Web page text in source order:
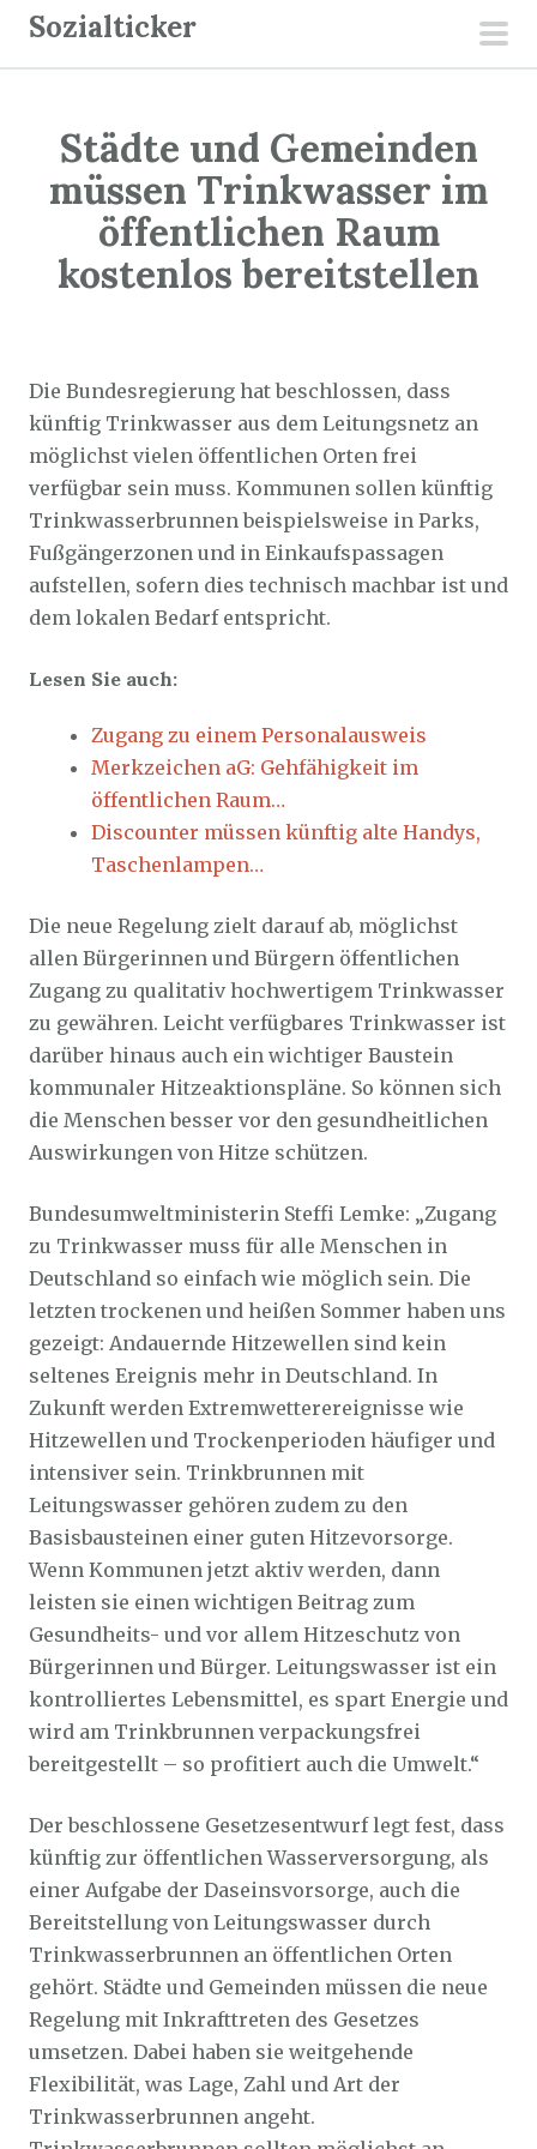
Sozialticker
Städte und Gemeinden
müssen Trinkwasser im
öffentlichen Raum
kostenlos bereitstellen
Die Bundesregierung hat beschlossen, dass
künftig Trinkwasser aus dem Leitungsnetz an
möglichst vielen öffentlichen Orten frei
verfügbar sein muss. Kommunen sollen künftig
Trinkwasserbrunnen beispielsweise in Parks,
Fußgängerzonen und in Einkaufspassagen
aufstellen, sofern dies technisch machbar ist und
dem lokalen Bedarf entspricht.
Lesen Sie auch:
Zugang zu einem Personalausweis
Merkzeichen aG: Gehfähigkeit im
öffentlichen Raum…
Discounter müssen künftig alte Handys,
Taschenlampen…
Die neue Regelung zielt darauf ab, möglichst
allen Bürgerinnen und Bürgern öffentlichen
Zugang zu qualitativ hochwertigem Trinkwasser
zu gewähren. Leicht verfügbares Trinkwasser ist
darüber hinaus auch ein wichtiger Baustein
kommunaler Hitzeaktionspläne. So können sich
die Menschen besser vor den gesundheitlichen
Auswirkungen von Hitze schützen.
Bundesumweltministerin Steffi Lemke: „Zugang
zu Trinkwasser muss für alle Menschen in
Deutschland so einfach wie möglich sein. Die
letzten trockenen und heißen Sommer haben uns
gezeigt: Andauernde Hitzewellen sind kein
seltenes Ereignis mehr in Deutschland. In
Zukunft werden Extremwetterereignisse wie
Hitzewellen und Trockenperioden häufiger und
intensiver sein. Trinkbrunnen mit
Leitungswasser gehören zudem zu den
Basisbausteinen einer guten Hitzevorsorge.
Wenn Kommunen jetzt aktiv werden, dann
leisten sie einen wichtigen Beitrag zum
Gesundheits- und vor allem Hitzeschutz von
Bürgerinnen und Bürger. Leitungswasser ist ein
kontrolliertes Lebensmittel, es spart Energie und
wird am Trinkbrunnen verpackungsfrei
bereitgestellt – so profitiert auch die Umwelt.“
Der beschlossene Gesetzesentwurf legt fest, dass
künftig zur öffentlichen Wasserversorgung, als
einer Aufgabe der Daseinsvorsorge, auch die
Bereitstellung von Leitungswasser durch
Trinkwasserbrunnen an öffentlichen Orten
gehört. Städte und Gemeinden müssen die neue
Regelung mit Inkrafttreten des Gesetzes
umsetzen. Dabei haben sie weitgehende
Flexibilität, was Lage, Zahl und Art der
Trinkwasserbrunnen angeht.